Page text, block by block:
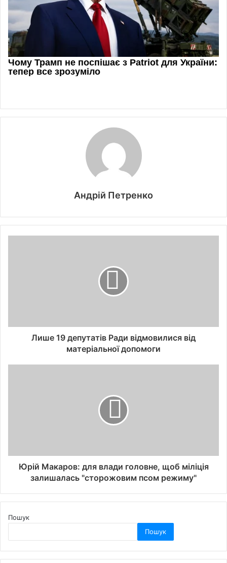
Андрій Петренко
Лише 19 депутатів Ради відмовилися від
матеріальної допомоги
Юрій Макаров: для влади головне, щоб міліція
залишалась "сторожовим псом режиму"
Пошук
Пошук